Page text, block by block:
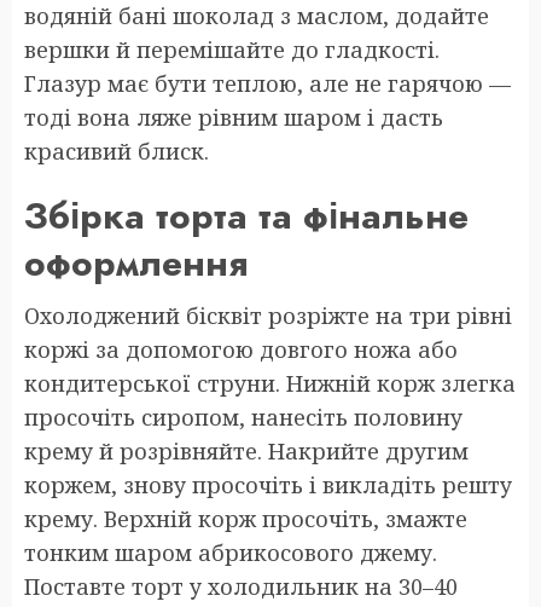
водяній бані шоколад з маслом, додайте
вершки й перемішайте до гладкості.
Глазур має бути теплою, але не гарячою —
тоді вона ляже рівним шаром і дасть
красивий блиск.
Збірка торта та фінальне
оформлення
Охолоджений бісквіт розріжте на три рівні
коржі за допомогою довгого ножа або
кондитерської струни. Нижній корж злегка
просочіть сиропом, нанесіть половину
крему й розрівняйте. Накрийте другим
коржем, знову просочіть і викладіть решту
крему. Верхній корж просочіть, змажте
тонким шаром абрикосового джему.
Поставте торт у холодильник на 30–40